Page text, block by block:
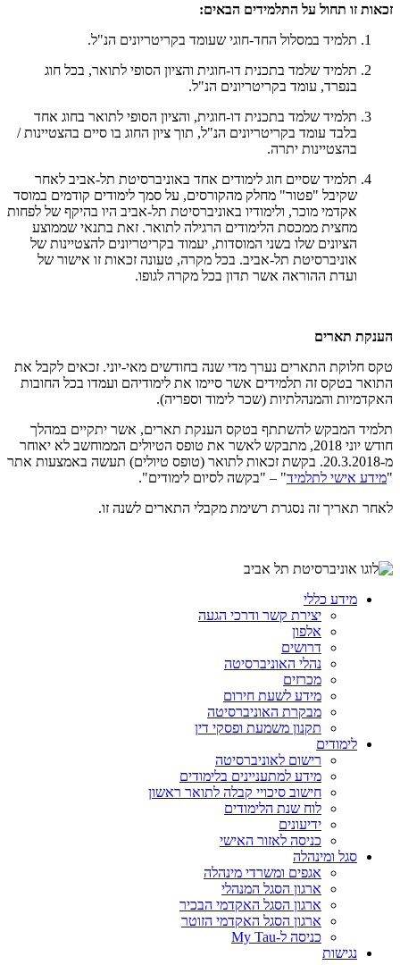
זכאות זו תחול על התלמידים הבאים:
תלמיד במסלול החד-חוגי שעומד בקריטריונים הנ"ל.
תלמיד שלמד בתכנית דו-חוגית והציון הסופי לתואר, בכל חוג
בנפרד, עומד בקריטריונים הנ"ל.
תלמיד שלמד בתכנית דו-חוגית, והציון הסופי לתואר בחוג אחד
בלבד עומד בקריטריונים הנ"ל, תוך ציון החוג בו סיים בהצטיינות /
בהצטיינות יתרה.
תלמיד שסיים חוג לימודים אחד באוניברסיטת תל-אביב לאחר
שקיבל "פטור" מחלק מהקורסים, על סמך לימודים קודמים במוסד
אקדמי מוכר, ולימודיו באוניברסיטת תל-אביב היו בהיקף של לפחות
מחצית ממכסת הלימודים הרגילה לתואר. זאת בתנאי שממוצע
הציונים שלו בשני המוסדות, יעמוד בקריטריונים להצטיינות של
אוניברסיטת תל-אביב. בכל מקרה, טעונה זכאות זו אישור של
ועדת ההוראה אשר תדון בכל מקרה לגופו.
הענקת תארים
טקס חלוקת התארים נערך מדי שנה בחודשים מאי-יוני. זכאים לקבל את
התואר בטקס זה תלמידים אשר סיימו את לימודיהם ועמדו בכל החובות
האקדמיות והמנהלתיות (שכר לימוד וספריה).
תלמיד המבקש להשתתף בטקס הענקת תארים, אשר יתקיים במהלך
חודש יוני 2018, מתבקש לאשר את טופס הטיולים הממוחשב לא יאוחר
מ-20.3.2018. בקשת זכאות לתואר (טופס טיולים) תעשה באמצעות אתר
"מידע אישי לתלמיד" – "בקשה לסיום לימודים".
לאחר תאריך זה נסגרת רשימת מקבלי התארים לשנה זו.
מידע כללי
יצירת קשר ודרכי הגעה
אלפון
דרושים
נהלי האוניברסיטה
מכרזים
מידע לשעת חירום
מבקרת האוניברסיטה
תקנון משמעת ופסקי דין
לימודים
רישום לאוניברסיטה
מידע למתעניינים בלימודים
חישוב סיכויי קבלה לתואר ראשון
לוח שנת הלימודים
ידיעונים
כניסה לאזור האישי
סגל ומינהלה
אגפים ומשרדי מינהלה
ארגון הסגל המנהלי
ארגון הסגל האקדמי הבכיר
ארגון הסגל האקדמי הזוטר
כניסה ל-My Tau
נגישות